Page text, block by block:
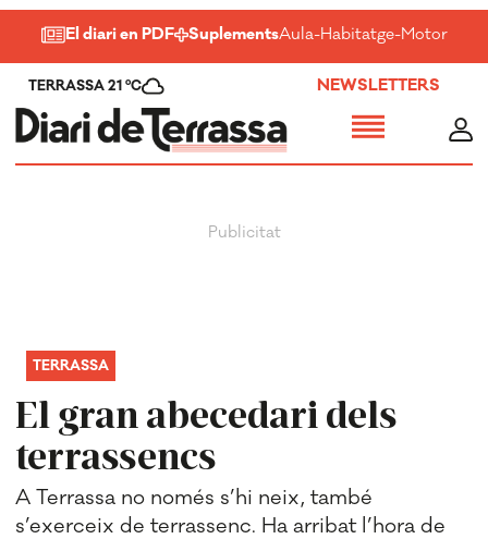
El diari en PDF SuplementsAula-Habitatge-Motor-
TERRASSA 21 ºC NEWSLETTERS
El gran abecedari dels
terrassencs
TERRASSA
A Terrassa no només s’hi neix, també
s’exerceix de terrassenc. Ha arribat l’hora de